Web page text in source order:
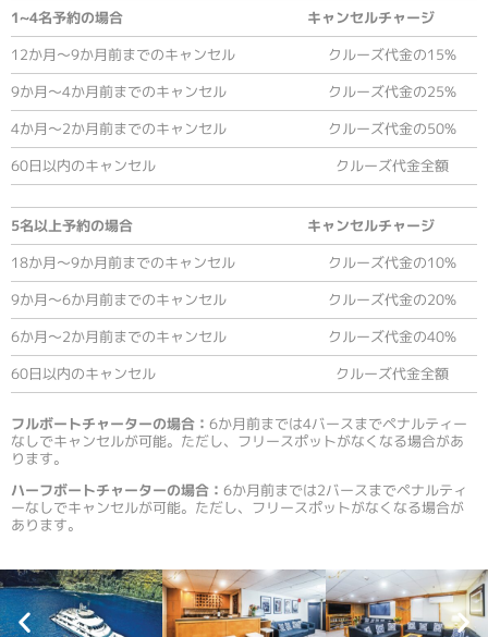
1~4名予約の場合
キャンセルチャージ
12か月～9か月前までのキャンセル
クルーズ代金の15%
9か月～4か月前までのキャンセル
クルーズ代金の25%
4か月～2か月前までのキャンセル
クルーズ代金の50%
60日以内のキャンセル
クルーズ代金全額
5名以上予約の場合
キャンセルチャージ
18か月～9か月前までのキャンセル
クルーズ代金の10%
9か月～6か月前までのキャンセル
クルーズ代金の20%
6か月～2か月前までのキャンセル
クルーズ代金の40%
60日以内のキャンセル
クルーズ代金全額
フルボートチャーターの場合： 6か月前までは4バースまでペナルティー
なしでキャンセルが可能。ただし、フリースポットがなくなる場合があ
ります。
ハーフボートチャーターの場合： 6か月前までは2バースまでペナルティ
ーなしでキャンセルが可能。ただし、フリースポットがなくなる場合が
あります。